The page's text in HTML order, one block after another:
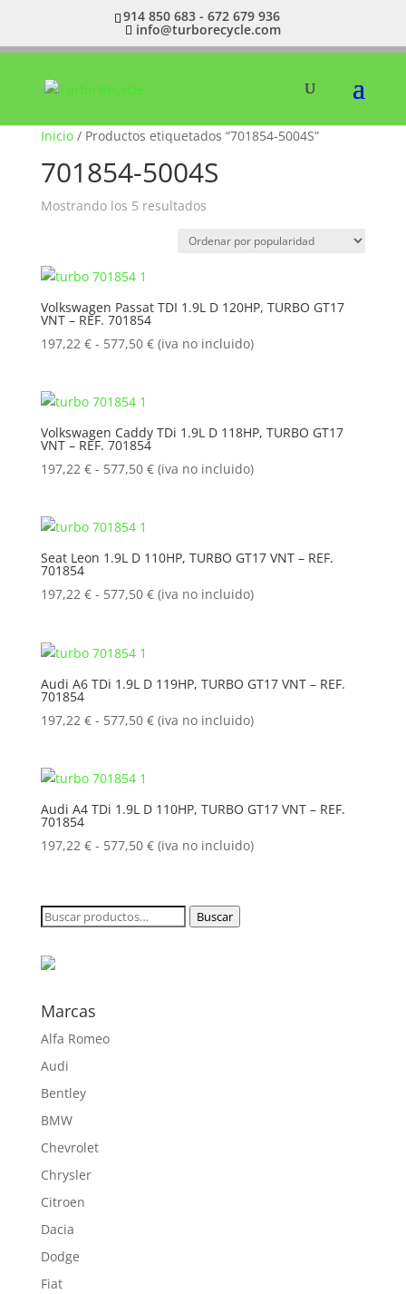
914 850 683 - 672 679 936
info@turborecycle.com
Inicio/ Productos etiquetados “701854-5004S”
701854-5004S
Mostrando los 5 resultadosOrdenado
popularidad
Volkswagen Passat TDI 1.9L D 120HP, TURBO GT17
VNT – REF. 701854
197,22 € - 577,50 €Rango
197,22 €
577,50 €
(iva no incluido)
Volkswagen Caddy TDi 1.9L D 118HP, TURBO GT17
VNT – REF. 701854
197,22 € - 577,50 €Rango
197,22 €
577,50 €
(iva no incluido)
Seat Leon 1.9L D 110HP, TURBO GT17 VNT – REF.
701854
197,22 € - 577,50 €Rango
197,22 €
577,50 €
(iva no incluido)
Audi A6 TDi 1.9L D 119HP, TURBO GT17 VNT – REF.
701854
197,22 € - 577,50 €Rango
197,22 €
577,50 €
(iva no incluido)
Audi A4 TDi 1.9L D 110HP, TURBO GT17 VNT – REF.
701854
197,22 € - 577,50 €Rango
desde
197,22 €
(iva no incluido)
Buscar
Buscar
Marcas
Alfa Romeo
Audi
Bentley
BMW
Chevrolet
Chrysler
Citroen
Dacia
Dodge
Fiat